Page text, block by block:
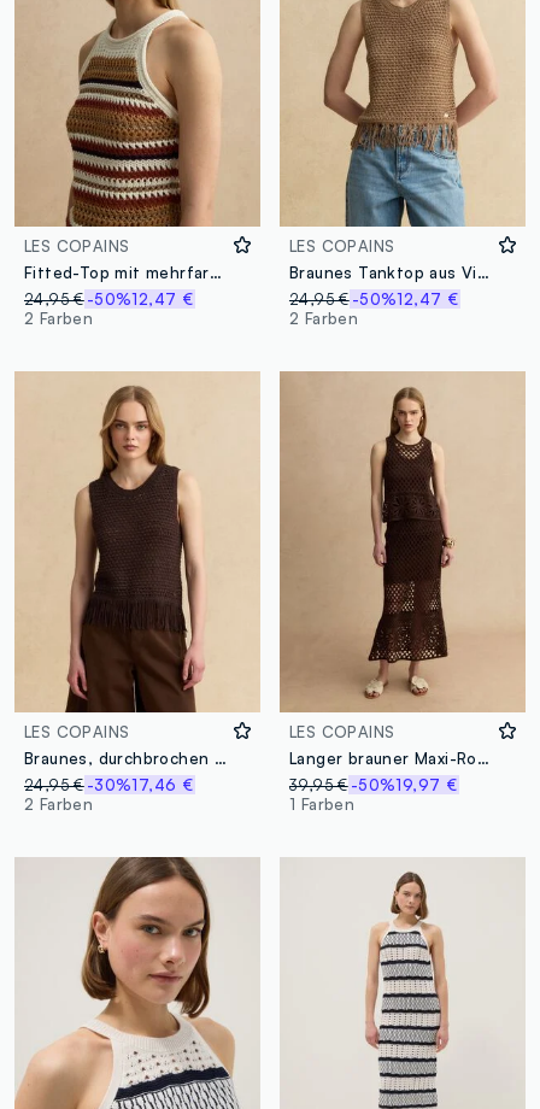
LES COPAINS
Fitted-Top mit mehrfarbigen Streifen aus Baumwollmix in Strickoptik
24,95 €-50%12,47 €
2 Farben
LES COPAINS
Braunes Tanktop aus Viskosemix in Netzstrick mit Fransen
24,95 € -50%12,47 €
2 Farben
LES COPAINS
Braunes, durchbrochen gestricktes Top aus Viskosemix mit Fransen
24,95 €-30%17,46 €
2 Farben
LES COPAINS
Langer brauner Maxi-Rock aus Baumwollmix, Regular Fit mit Strickdesign
39,95 € -50%19,97 €
1 Farben